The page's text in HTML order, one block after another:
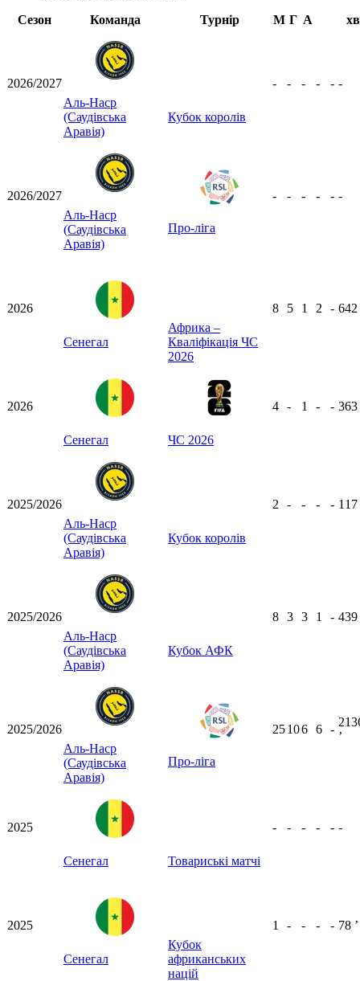
Сезон
Команда Турнір М Г А хв
2026/2027
Аль-Наср
(Саудівська
Аравія)
Кубок королів
- - - - - -
2026/2027
Аль-Наср
(Саудівська
Аравія)
Про-ліга
- - - - - -
2026
Сенегал
Африка –
Кваліфікація ЧС
2026
8 5 1 2 - 642
2026
Сенегал ЧС 2026
4 - 1 - - 363
2025/2026
Аль-Наср
(Саудівська
Аравія)
Кубок королів
2 - - - - 117
2025/2026
Аль-Наср
(Саудівська
Аравія)
Кубок АФК
8 3 3 1 - 439
2025/2026
Аль-Наср
(Саудівська
Аравія)
Про-ліга
25106 6 -
ʼ
2025
Сенегал Товариські матчі
- - - - - -
2025
Сенегал
Кубок
африканських
націй
1 - - - - 78 ʼ